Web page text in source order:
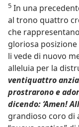
5 In una
al trono quattro
che
gloriosa posizione
li vede di nuovo
alleluia per la
ventiquattro
prostrarono e
dicendo: ‘Amen!
grandioso coro di